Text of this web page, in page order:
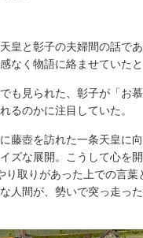
と彰子の夫婦間の話で
なく物語に絡ませていたと
見られた、彰子が「お
るのかに注目していた。
藤壺を訪れた一条天皇に
ズな展開。こうして心を
取りがあった上での言葉
人間が、勢いで突っ走っ